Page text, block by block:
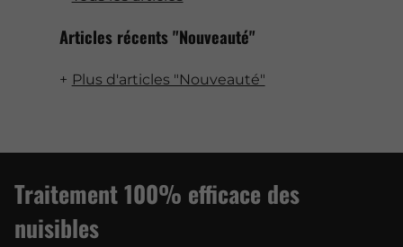
Articles récents "Nouveauté"
Plus d'articles "Nouveauté"
Traitement 100% efficace des
nuisibles